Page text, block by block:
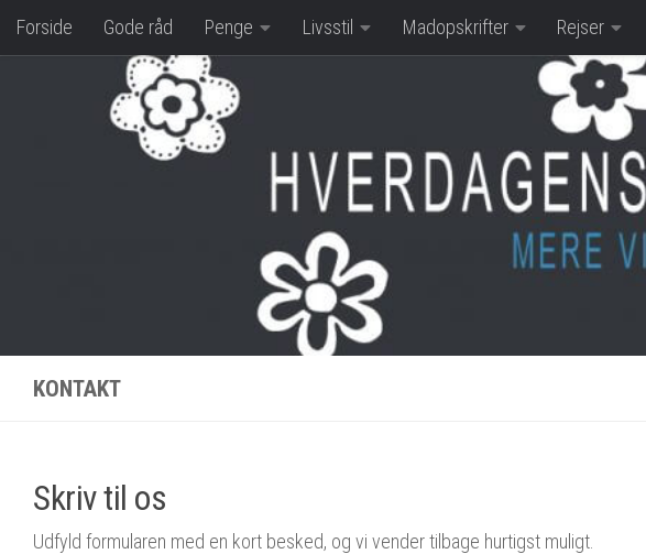
Skip to content
Forside Gode råd Penge Livsstil Madopskrifter Rejser
KONTAKT
Skriv til os
Udfyld formularen med en kort besked, og vi vender tilbage hurtigst muligt.